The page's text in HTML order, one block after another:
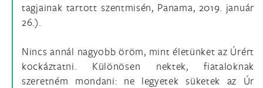
tagjainak tartott szentmisén, Panama, 2019. január
26.).
Nincs annál nagyobb öröm, mint életünket az Úrért
kockáztatni. Különösen nektek, fiataloknak
szeretném mondani: ne legyetek süketek az Úr